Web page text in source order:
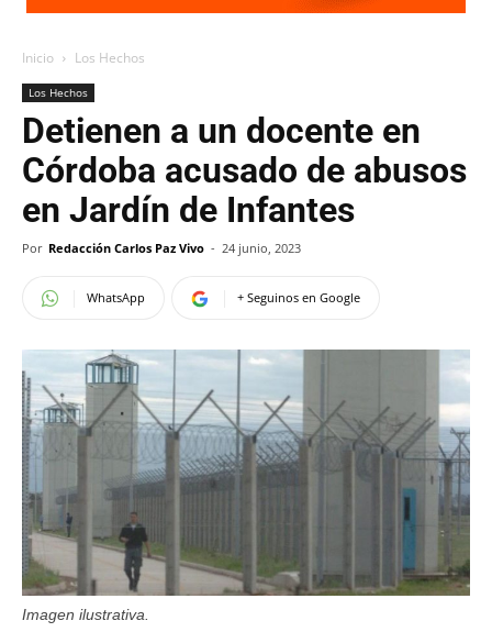
Inicio Los Hechos
Los Hechos
Detienen a un docente en
Córdoba acusado de abusos
en Jardín de Infantes
Por Redacción Carlos Paz Vivo - 24 junio, 2023
WhatsApp + Seguinos en Google
Imagen ilustrativa.